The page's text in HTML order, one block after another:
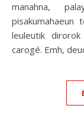
manahna,
pisakumahaeun
leuleutik
carogé. Emh,